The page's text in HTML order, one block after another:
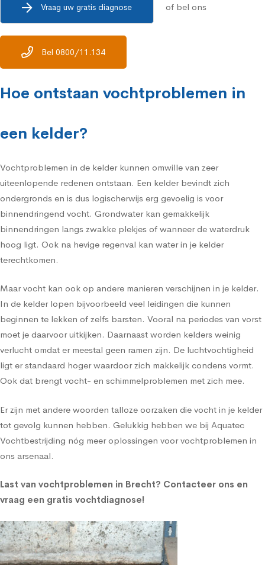
Vraag uw gratis diagnose of bel ons
Bel 0800/11.134
Hoe ontstaan vochtproblemen in
een kelder?
Vochtproblemen in de kelder kunnen omwille van zeer
uiteenlopende redenen ontstaan. Een kelder bevindt zich
ondergronds en is dus logischerwijs erg gevoelig is voor
binnendringend vocht. Grondwater kan gemakkelijk
binnendringen langs zwakke plekjes of wanneer de waterdruk
hoog ligt. Ook na hevige regenval kan water in je kelder
terechtkomen.
Maar vocht kan ook op andere manieren verschijnen in je kelder.
In de kelder lopen bijvoorbeeld veel leidingen die kunnen
beginnen te lekken of zelfs barsten. Vooral na periodes van vorst
moet je daarvoor uitkijken. Daarnaast worden kelders weinig
verlucht omdat er meestal geen ramen zijn. De luchtvochtigheid
ligt er standaard hoger waardoor zich makkelijk condens vormt.
Ook dat brengt vocht- en schimmelproblemen met zich mee.
Er zijn met andere woorden talloze oorzaken die vocht in je kelder
tot gevolg kunnen hebben. Gelukkig hebben we bij Aquatec
Vochtbestrijding nóg meer oplossingen voor vochtproblemen in
ons arsenaal.
Last van vochtproblemen in Brecht? Contacteer ons en
vraag een gratis vochtdiagnose!